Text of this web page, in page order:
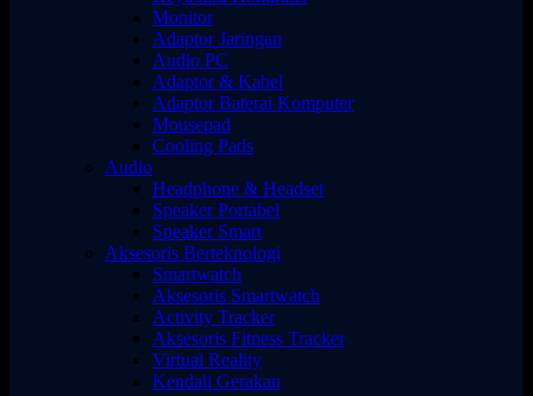
Monitor
Adaptor Jaringan
Audio PC
Adaptor & Kabel
Adaptor Baterai Komputer
Mousepad
Cooling Pads
Audio
Headphone & Headset
Speaker Portabel
Speaker Smart
Aksesoris Berteknologi
Smartwatch
Aksesoris Smartwatch
Activity Tracker
Aksesoris Fitness Tracker
Virtual Reality
Kendali Gerakan